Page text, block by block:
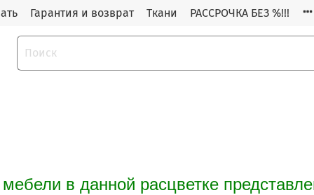
Гарантия и возврат Ткани РАССРОЧКА БЕЗ %!!!
в данной расцветке